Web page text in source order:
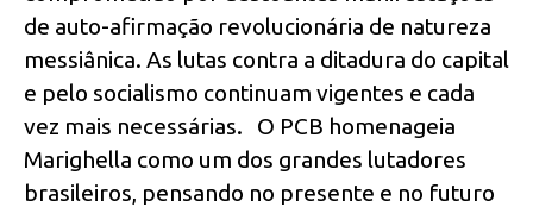
de auto-afirmação revolucionária de natureza
messiânica. As lutas contra a ditadura do capital
e pelo socialismo continuam vigentes e cada
vez mais necessárias. O PCB homenageia
Marighella como um dos grandes lutadores
brasileiros, pensando no presente e no futuro